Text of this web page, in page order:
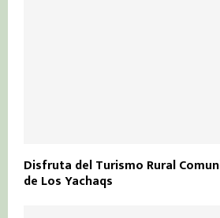
Disfruta del Turismo Rural
de Los Yachaqs